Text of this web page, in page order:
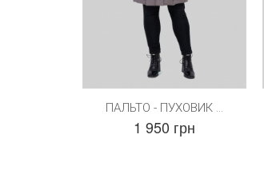
ПАЛЬТО - ПУХОВИК ...
1 950 грн